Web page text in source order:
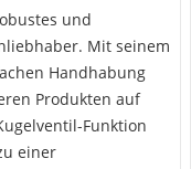
und
Mit seinem
Handhabung
Produkten auf
Funktion
einer